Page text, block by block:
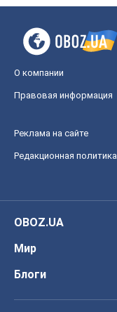
О компании
Правовая информация
Реклама на сайте
Редакционная политика
OBOZ.UA
Мир
Блоги